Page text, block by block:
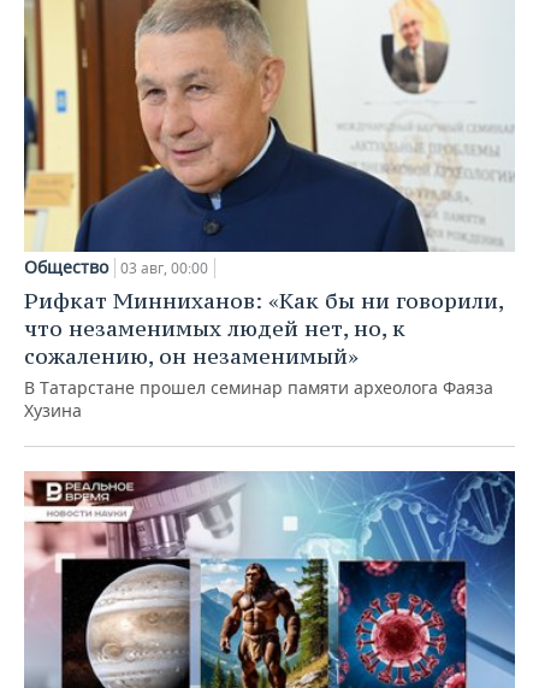
Общество 03 авг, 00:00
Рифкат Минниханов: «Как бы ни говорили,
что незаменимых людей нет, но, к
сожалению, он незаменимый»
В Татарстане прошел семинар памяти археолога Фаяза
Хузина